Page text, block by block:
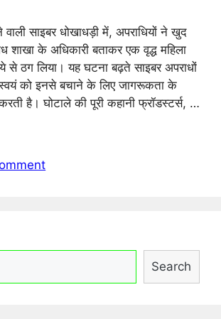
साइबर धोखाधड़ी में, अपराधियों ने खुद
शाखा के अधिकारी बताकर एक वृद्ध महिला
ठग लिया। यह घटना बढ़ते साइबर अपराधों
स्वयं को इनसे बचाने के लिए जागरूकता के
है। घोटाले की पूरी कहानी फ्रॉडस्टर्स, …
Search